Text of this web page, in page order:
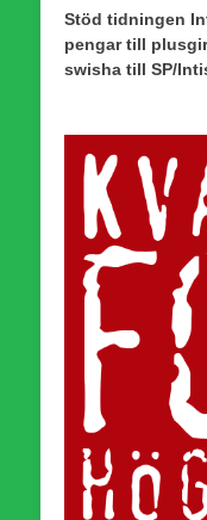
Stöd tidningen
pengar till
swisha till SP/